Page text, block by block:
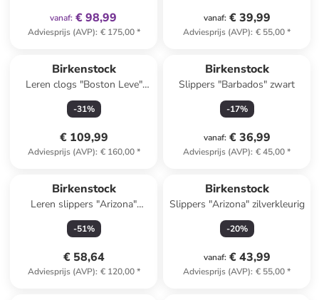
vanaf: € 98,99
Adviesprijs (AVP): € 175,00*
vanaf: € 39,99
Adviesprijs (AVP): € 55,00*
Birkenstock
Leren clogs "Boston Leve"
beige
-31%
€ 109,99
Adviesprijs (AVP): € 160,00*
Birkenstock
Slippers "Barbados" zwart
-17%
vanaf: € 36,99
Adviesprijs (AVP): € 45,00*
Birkenstock
Leren slippers "Arizona"
donkerblauw - wijdte S
-51%
€ 58,64
Adviesprijs (AVP): € 120,00*
Birkenstock
Slippers "Arizona" zilverkleurig
-20%
vanaf: € 43,99
Adviesprijs (AVP): € 55,00*